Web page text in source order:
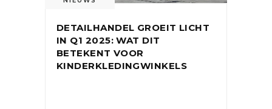
DETAILHANDEL GROEIT LICHT
IN Q1 2025: WAT DIT
BETEKENT VOOR
KINDERKLEDINGWINKELS